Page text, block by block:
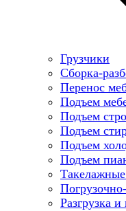
Грузчики
Сборка-
Перенос
Подъем
Подъем
Подъем
Подъем
Подъем
Разгрузка